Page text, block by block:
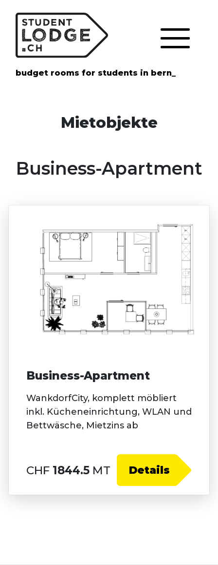
budget rooms for students in bern_
Mietobjekte
Business-Apartment
Business-Apartment
WankdorfCity, komplett möbliert
inkl. Kücheneinrichtung, WLAN und
Bettwäsche, Mietzins ab
CHF 1844.5 MT Details